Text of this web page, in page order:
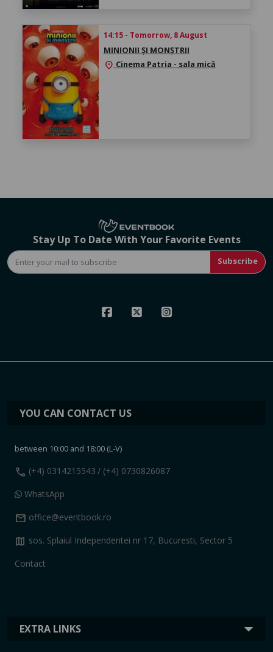
14:15 - Tomorrow, 8 August
MINIONII ȘI MONȘTRII
location_on Cinema Patria - sala mică
Stay Up To Date With Your Favorite Events
Subscribe
EXTRA LINKS
YOU CAN CONTACT US
between 10:00 and 18:00 (L-V)
call (+4) 0314215543 / (+4) 0730826087
WhatsApp
mail office@eventbook.ro
map sos. Splaiul Independentei nr 17, Bucuresti, Sector 5
Contact